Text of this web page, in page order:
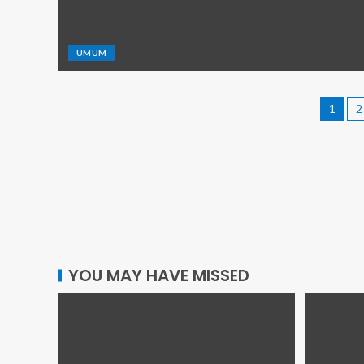
UMUM
1 2
YOU MAY HAVE MISSED